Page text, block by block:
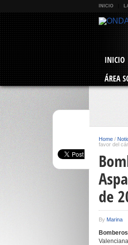
INICIO
INICIO
ÁREA
Home /
favor del
de
By Marina